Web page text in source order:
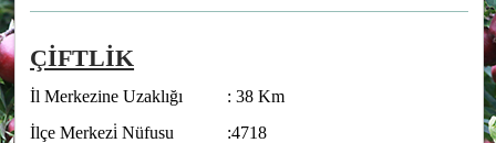
ÇİFTLİK
İl Merkezine Uzaklığı : 38 Km
İlçe Merkezi̇ Nüfusu
:4718